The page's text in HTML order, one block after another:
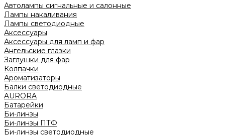
Автолампы сигнальные и салонные
Лампы накаливания
Лампы светодиодные
Аксессуары
Аксессуары для ламп и фар
Ангельские глазки
Заглушки для фар
Колпачки
Ароматизаторы
Балки светодиодные
AURORA
Батарейки
Би-линзы
Би-линзы ПТФ
Би-линзы светодиодные